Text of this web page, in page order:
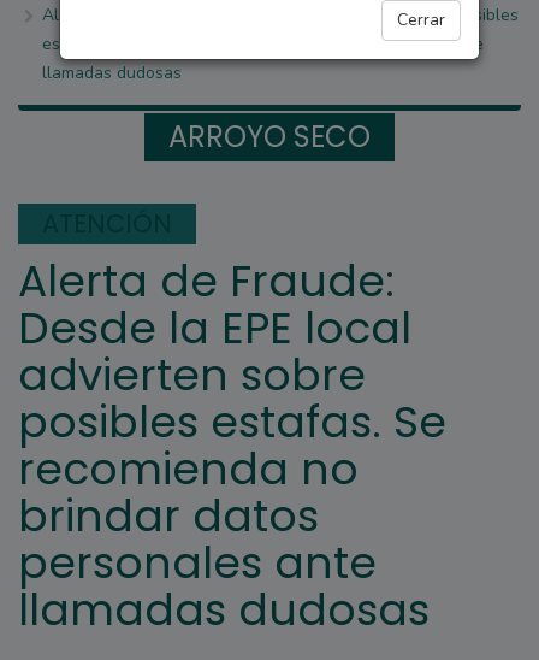
Cerrar
Alerta de Fraude: Desde la EPE local advierten sobre posibles
estafas. Se recomienda no brindar datos personales ante
llamadas dudosas
ARROYO SECO
Alerta de Fraude:
Desde la EPE local
advierten sobre
posibles estafas. Se
recomienda no
brindar datos
personales ante
llamadas dudosas